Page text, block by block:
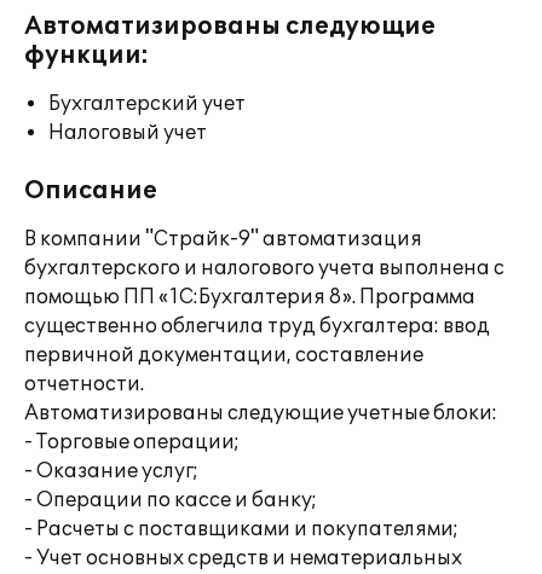
Автоматизированы следующие
функции:
Бухгалтерский учет
Налоговый учет
Описание
В компании "Страйк-9" автоматизация
бухгалтерского и налогового учета выполнена с
помощью ПП «1С:Бухгалтерия 8». Программа
существенно облегчила труд бухгалтера: ввод
первичной документации, составление
отчетности.
Автоматизированы следующие учетные блоки:
- Торговые операции;
- Оказание услуг;
- Операции по кассе и банку;
- Расчеты с поставщиками и покупателями;
- Учет основных средств и нематериальных